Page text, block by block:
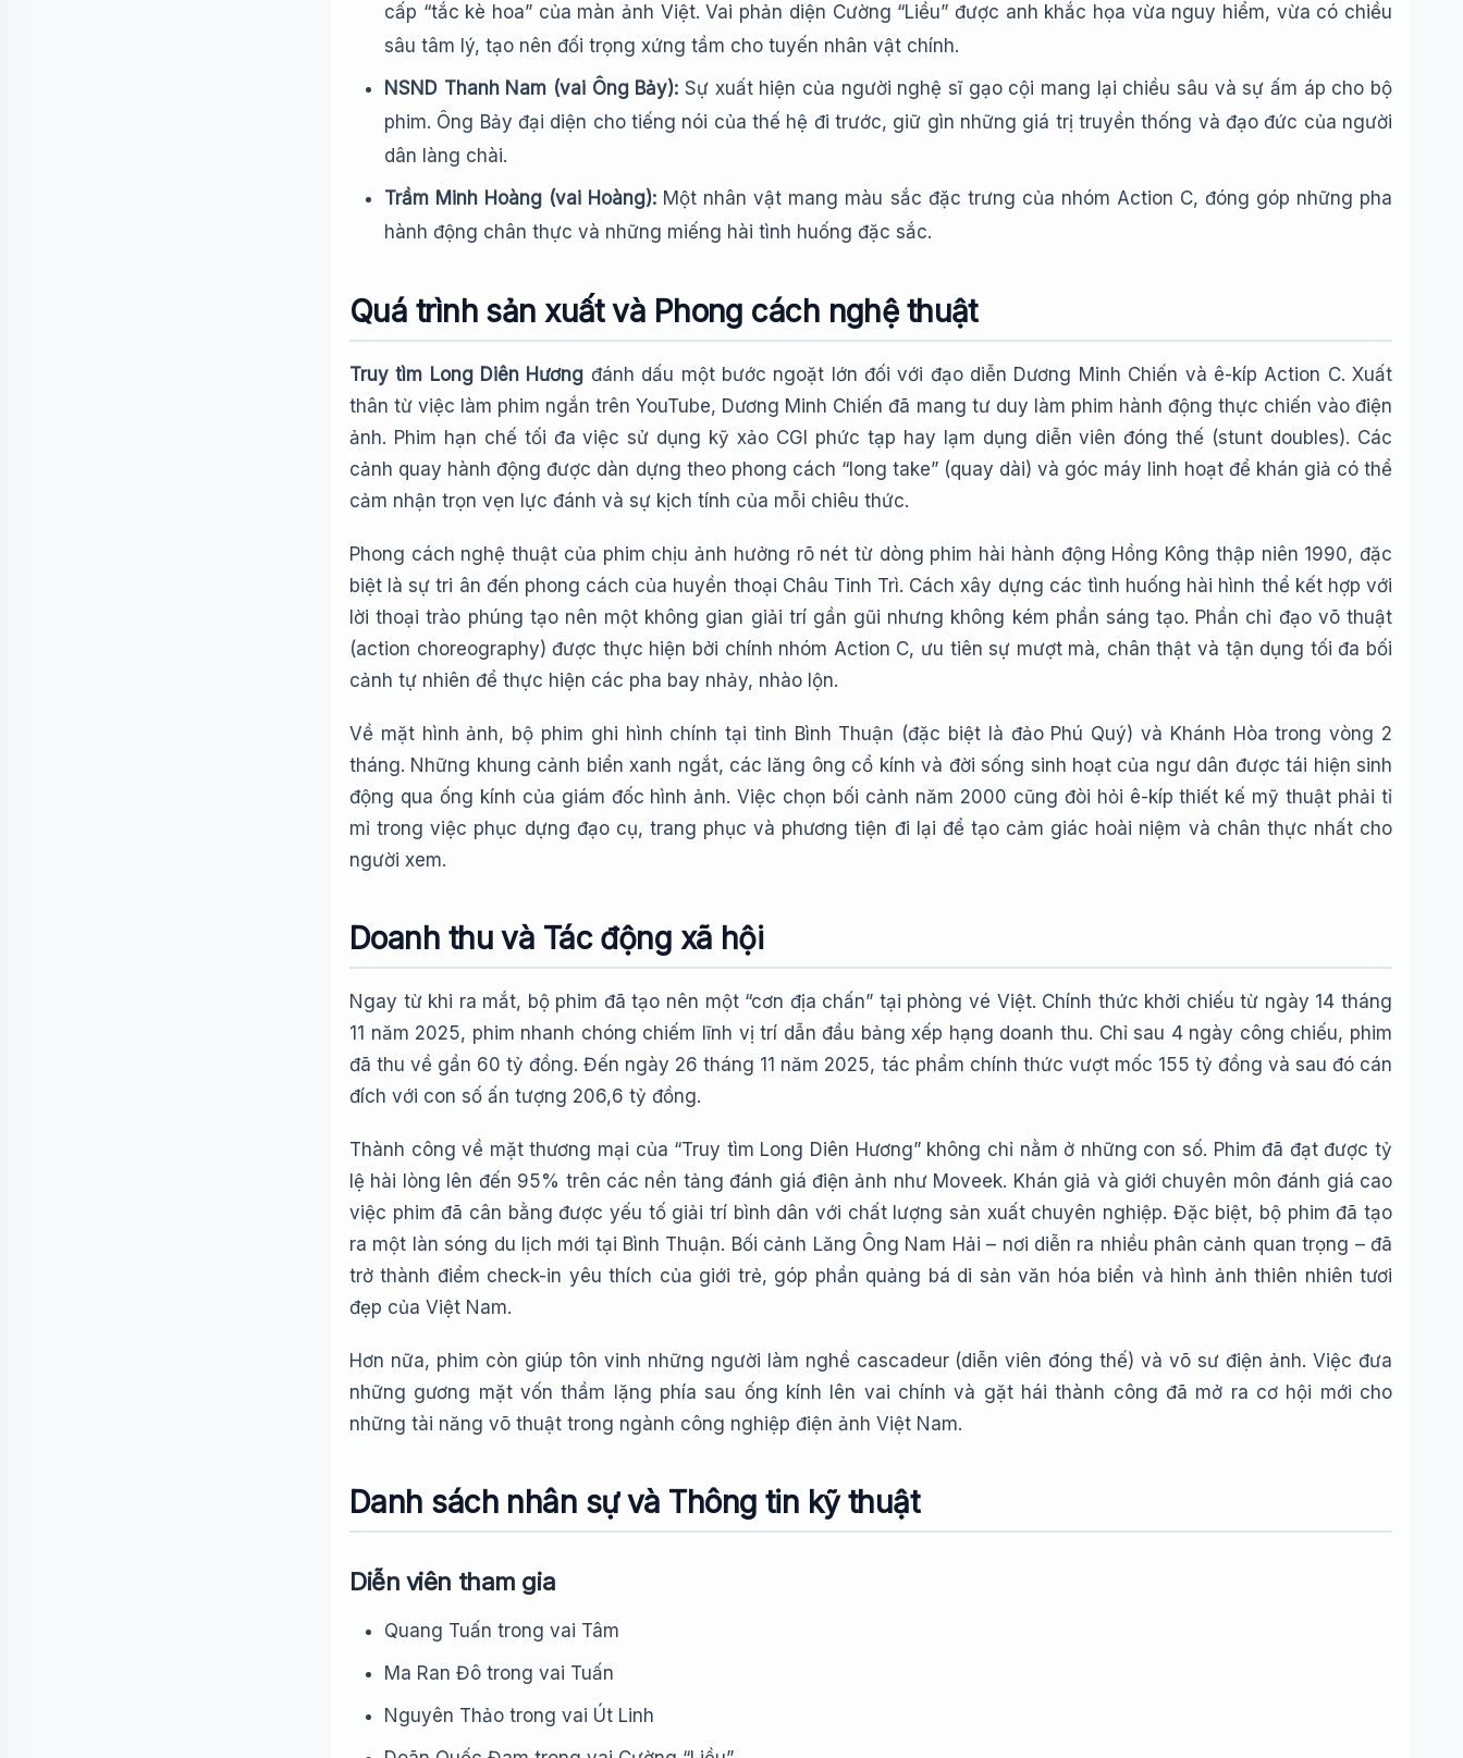
cấp “tắc kè hoa” của màn ảnh Việt. Vai phản diện Cường “Liều” được anh khắc họa vừa nguy hiểm, vừa có chiều
sâu tâm lý, tạo nên đối trọng xứng tầm cho tuyến nhân vật chính.
NSND Thanh Nam (vai Ông Bảy): Sự xuất hiện của người nghệ sĩ gạo cội mang lại chiều sâu và sự ấm áp cho bộ
phim. Ông Bảy đại diện cho tiếng nói của thế hệ đi trước, giữ gìn những giá trị truyền thống và đạo đức của người
dân làng chài.
Trầm Minh Hoàng (vai Hoàng): Một nhân vật mang màu sắc đặc trưng của nhóm Action C, đóng góp những pha
hành động chân thực và những miếng hài tình huống đặc sắc.
Quá trình sản xuất và Phong cách nghệ thuật
Truy tìm Long Diên Hương đánh dấu một bước ngoặt lớn đối với đạo diễn Dương Minh Chiến và ê-kíp Action C. Xuất
thân từ việc làm phim ngắn trên YouTube, Dương Minh Chiến đã mang tư duy làm phim hành động thực chiến vào điện
ảnh. Phim hạn chế tối đa việc sử dụng kỹ xảo CGI phức tạp hay lạm dụng diễn viên đóng thế (stunt doubles). Các
cảnh quay hành động được dàn dựng theo phong cách “long take” (quay dài) và góc máy linh hoạt để khán giả có thể
cảm nhận trọn vẹn lực đánh và sự kịch tính của mỗi chiêu thức.
Phong cách nghệ thuật của phim chịu ảnh hưởng rõ nét từ dòng phim hài hành động Hồng Kông thập niên 1990, đặc
biệt là sự tri ân đến phong cách của huyền thoại Châu Tinh Trì. Cách xây dựng các tình huống hài hình thể kết hợp với
lời thoại trào phúng tạo nên một không gian giải trí gần gũi nhưng không kém phần sáng tạo. Phần chỉ đạo võ thuật
(action choreography) được thực hiện bởi chính nhóm Action C, ưu tiên sự mượt mà, chân thật và tận dụng tối đa bối
cảnh tự nhiên để thực hiện các pha bay nhảy, nhào lộn.
Về mặt hình ảnh, bộ phim ghi hình chính tại tỉnh Bình Thuận (đặc biệt là đảo Phú Quý) và Khánh Hòa trong vòng 2
tháng. Những khung cảnh biển xanh ngắt, các lăng ông cổ kính và đời sống sinh hoạt của ngư dân được tái hiện sinh
động qua ống kính của giám đốc hình ảnh. Việc chọn bối cảnh năm 2000 cũng đòi hỏi ê-kíp thiết kế mỹ thuật phải tỉ
mỉ trong việc phục dựng đạo cụ, trang phục và phương tiện đi lại để tạo cảm giác hoài niệm và chân thực nhất cho
người xem.
Doanh thu và Tác động xã hội
Ngay từ khi ra mắt, bộ phim đã tạo nên một “cơn địa chấn” tại phòng vé Việt. Chính thức khởi chiếu từ ngày 14 tháng
11 năm 2025, phim nhanh chóng chiếm lĩnh vị trí dẫn đầu bảng xếp hạng doanh thu. Chỉ sau 4 ngày công chiếu, phim
đã thu về gần 60 tỷ đồng. Đến ngày 26 tháng 11 năm 2025, tác phẩm chính thức vượt mốc 155 tỷ đồng và sau đó cán
đích với con số ấn tượng 206,6 tỷ đồng.
Thành công về mặt thương mại của “Truy tìm Long Diên Hương” không chỉ nằm ở những con số. Phim đã đạt được tỷ
lệ hài lòng lên đến 95% trên các nền tảng đánh giá điện ảnh như Moveek. Khán giả và giới chuyên môn đánh giá cao
việc phim đã cân bằng được yếu tố giải trí bình dân với chất lượng sản xuất chuyên nghiệp. Đặc biệt, bộ phim đã tạo
ra một làn sóng du lịch mới tại Bình Thuận. Bối cảnh Lăng Ông Nam Hải – nơi diễn ra nhiều phân cảnh quan trọng – đã
trở thành điểm check-in yêu thích của giới trẻ, góp phần quảng bá di sản văn hóa biển và hình ảnh thiên nhiên tươi
đẹp của Việt Nam.
Hơn nữa, phim còn giúp tôn vinh những người làm nghề cascadeur (diễn viên đóng thế) và võ sư điện ảnh. Việc đưa
những gương mặt vốn thầm lặng phía sau ống kính lên vai chính và gặt hái thành công đã mở ra cơ hội mới cho
những tài năng võ thuật trong ngành công nghiệp điện ảnh Việt Nam.
Danh sách nhân sự và Thông tin kỹ thuật
Diễn viên tham gia
Quang Tuấn trong vai Tâm
Ma Ran Đô trong vai Tuấn
Nguyên Thảo trong vai Út Linh